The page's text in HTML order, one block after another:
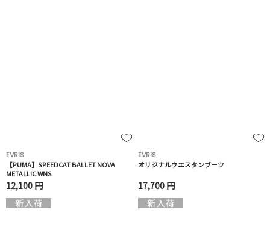
EVRIS
【PUMA】SPEEDCAT BALLET NOVA
METALLIC WNS
12,100 円
EVRIS
オリジナルウエスタンブーツ
17,700 円